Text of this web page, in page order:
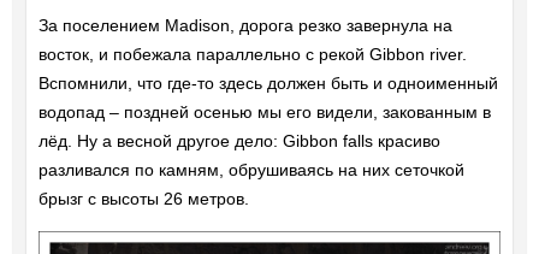
За поселением Madison, дорога резко завернула на
восток, и побежала параллельно с рекой Gibbon river.
Вспомнили, что где-то здесь должен быть и одноименный
водопад – поздней осенью мы его видели, закованным в
лёд. Ну а весной другое дело: Gibbon falls красиво
разливался по камням, обрушиваясь на них сеточкой
брызг с высоты 26 метров.